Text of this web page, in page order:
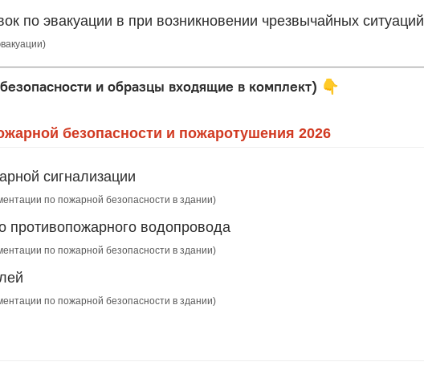
по эвакуации в при возникновении чрезвычайных ситуаций
и образцы входящие в комплект) 👇
безопасности и пожаротушения 2026
сигнализации
по пожарной безопасности в здании)
противопожарного водопровода
по пожарной безопасности в здании)
по пожарной безопасности в здании)